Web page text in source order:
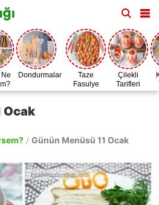
Dondurmalar
Taze
Fasulye
Zamanı
Çilekli
Tarifleri
Ocak
/ Günün Menüsü 11 Ocak